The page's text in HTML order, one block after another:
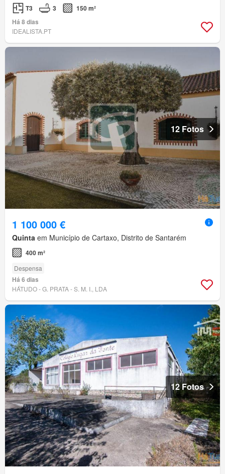
T3 3
150 m²
Há 8 dias
IDEALISTA.PT
12 Fotos
1 100 000 €
Quinta em Município de Cartaxo, Distrito de Santarém
400 m²
Despensa
Há 6 dias
HÁTUDO - G. PRATA - S. M. I., LDA
12 Fotos